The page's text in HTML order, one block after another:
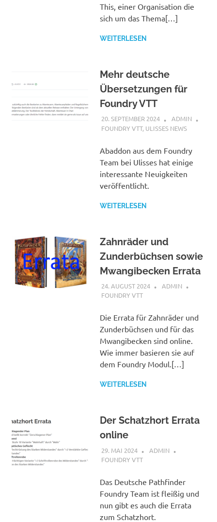
This, einer Organisation die
sich um das Thema[…]
WEITERLESEN
Mehr deutsche
Übersetzungen für
Foundry VTT
20. SEPTEMBER 2024
ADMIN
FOUNDRY VTT, ULISSES NEWS
Abaddon aus dem Foundry
Team bei Ulisses hat einige
interessante Neuigkeiten
veröffentlicht.
WEITERLESEN
Zahnräder und
Zunderbüchsen sowie
Mwangibecken Errata
24. AUGUST 2024
ADMIN
FOUNDRY VTT
Die Errata für Zahnräder und
Zunderbüchsen und für das
Mwangibecken sind online.
Wie immer basieren sie auf
dem Foundry Modul.[…]
WEITERLESEN
Der Schatzhort Errata
online
29. MAI 2024
ADMIN
FOUNDRY VTT
Das Deutsche Pathfinder
Foundry Team ist fleißig und
nun gibt es auch die Errata
zum Schatzhort.